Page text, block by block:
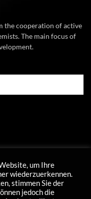
the cooperation of active
The main focus of
um Ihre
wiederzuerkennen.
stimmen Sie der
jedoch die